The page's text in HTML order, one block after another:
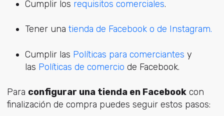
Cumplir los requisitos comerciales.
Tener una tienda de Facebook o de Instagram.
Cumplir las Políticas para comerciantes y
las Políticas de comercio de Facebook.
Para configurar una tienda en Facebookcon
finalización de compra puedes seguir estos pasos: